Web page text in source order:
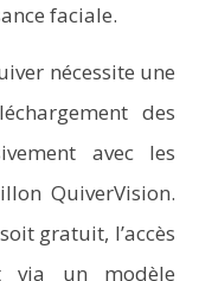
faciale.
nécessite une
des
avec les
QuiverVision.
gratuit, l’accès
via un modèle